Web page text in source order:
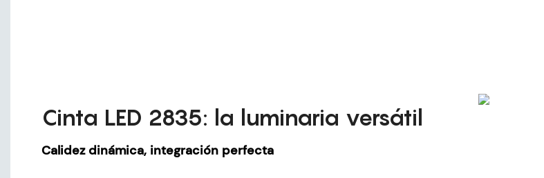
Cinta LED 2835: la luminaria versátil
Calidez dinámica, integración perfecta